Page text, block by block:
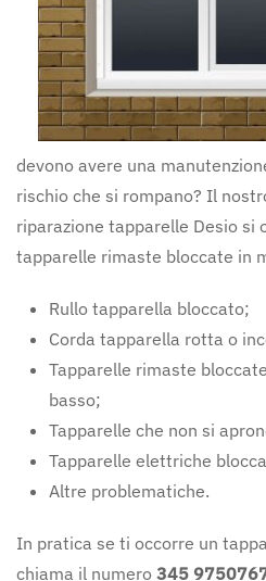
devono avere una
rischio che si rompano? Il
riparazione tapparelle Desio si
tapparelle rimaste bloccate in
Rullo tapparella bloccato;
Corda tapparella rotta o
Tapparelle rimaste
basso;
Tapparelle che non si
Tapparelle elettriche
Altre problematiche.
In pratica se ti occorre un
chiama il numero 345